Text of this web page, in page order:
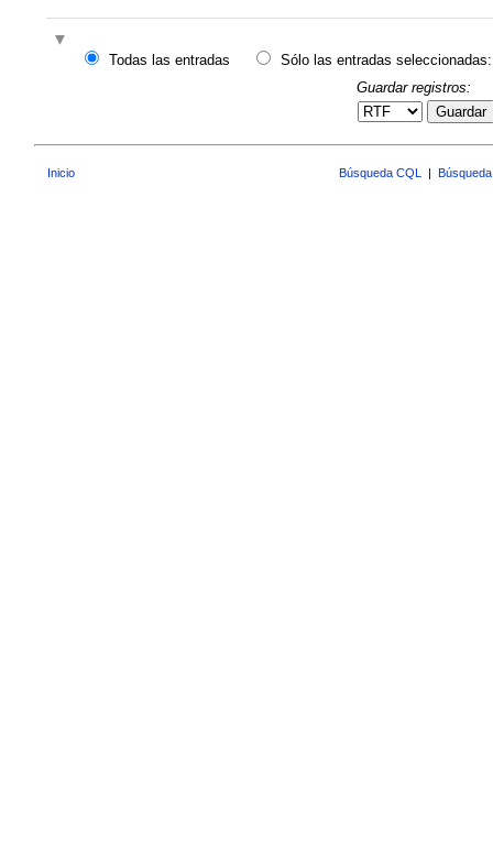
Todas las entradas
Sólo las entradas seleccionadas:
Guardar registros:
Guardar
Inicio Búsqueda CQL